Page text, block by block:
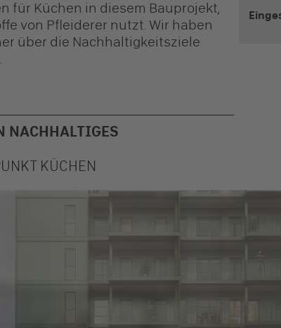
für Küchen in diesem Bauprojekt,
von Pfleiderer nutzt. Wir haben
über die Nachhaltigkeitsziele
NACHHALTIGES
KÜCHEN